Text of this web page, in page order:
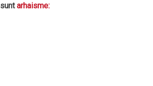
sunt arhaisme: